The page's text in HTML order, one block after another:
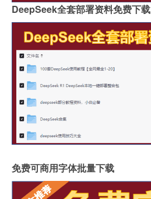
DeepSeek全套部署资料免费下载
免费可商用字体批量下载